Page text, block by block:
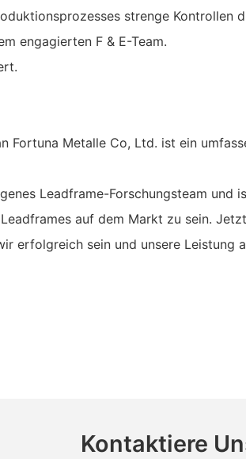
strenge Kontrollen
engagierten F & E-Team.
Fortuna Metalle Co, Ltd. ist ein
Leadframe-Forschungsteam und
auf dem Markt zu sein.
erfolgreich sein und unsere Leistung
Kontaktiere